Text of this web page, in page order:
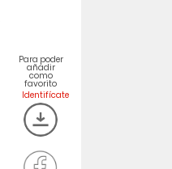
Para poder
añadir
como
favorito